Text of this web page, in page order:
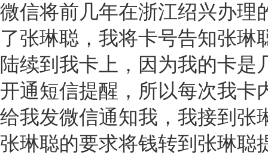
微信将前几年在浙江绍兴办理
了张琳聪，我将卡号告知张琳
陆续到我卡上，因为我的卡是
开通短信提醒，所以每次我卡
给我发微信通知我，我接到张
张琳聪的要求将钱转到张琳聪